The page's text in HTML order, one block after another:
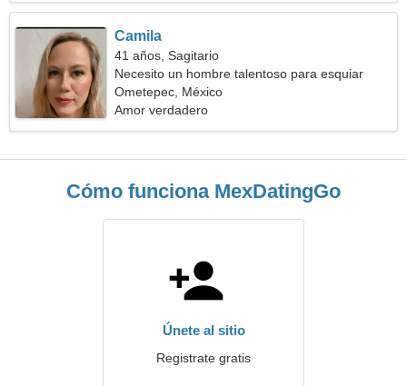
Camila
41 años, Sagitario
Necesito un hombre talentoso para esquiar
juntos
Ometepec, México
Amor verdadero
Cómo funciona MexDatingGo
Únete al sitio
Registrate gratis